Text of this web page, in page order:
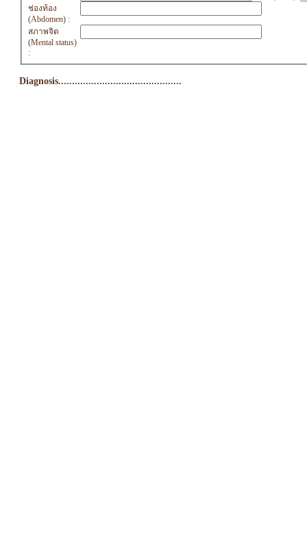
ช่องท้อง
(Abdomen) :
สภาพจิต
(Mental status)
:
Diagnosis.............................................